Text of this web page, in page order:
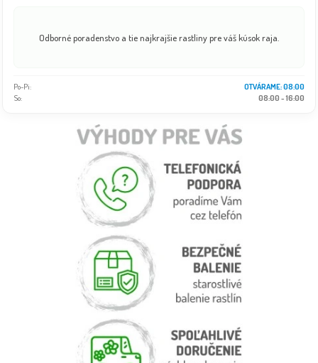
Odborné poradenstvo a tie najkrajšie rastliny pre váš kúsok raja.
Po-Pi:
OTVÁRAME: 08:00
So:
08:00 - 16:00